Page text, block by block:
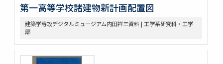
第一高等学校諸建物新計画配置図
建築学専攻デジタルミュージアム内田祥三資料 | 工学系研究科・工学
部